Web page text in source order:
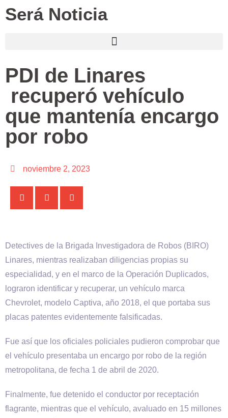
Será Noticia
PDI de Linares
recuperó vehículo
que mantenía encargo
por robo
noviembre 2, 2023
Detectives de la Brigada Investigadora de Robos (BIRO)
Linares, mientras realizaban diligencias propias su
especialidad, y en el marco de la Operación Duplicados,
lograron identificar y recuperar, un vehículo marca
Chevrolet, modelo Captiva, año 2018, el que portaba sus
placas patentes evidentemente falsificadas.
Fue así que los oficiales policiales pudieron comprobar que
el vehículo presentaba un encargo por robo de la región
metropolitana, de fecha 1 de abril de 2020.
Finalmente, fue detenido el conductor por receptación
flagrante, mientras que el vehículo, avaluado en 15 millones